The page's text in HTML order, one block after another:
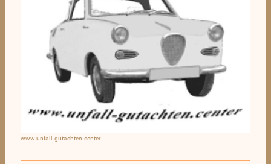
www.unfall-gutachten.center